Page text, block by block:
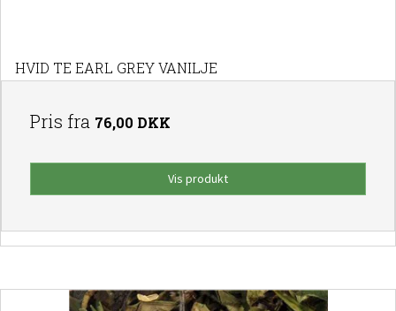
HVID TE EARL GREY VANILJE
Pris fra 76,00 DKK
Vis produkt